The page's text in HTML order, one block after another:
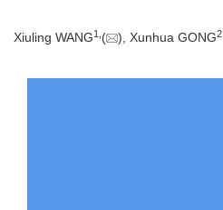
Xiuling WANG1 ( ), Xunhua GONG2